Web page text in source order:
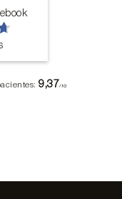
9,37/10